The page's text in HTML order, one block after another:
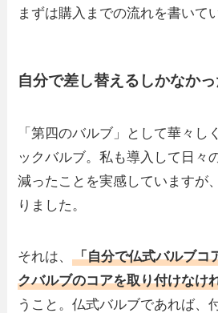
まずは購入までの流れを書いて
自分で差し替えるしかなか
「第四のバルブ」として華々し
ックバルブ。私も導入して日々
減ったことを実感していますが
りました。
それは、「自分で仏式バルブコ
クバルブのコアを取り付けなけ
うこと。仏式バルブであれば、